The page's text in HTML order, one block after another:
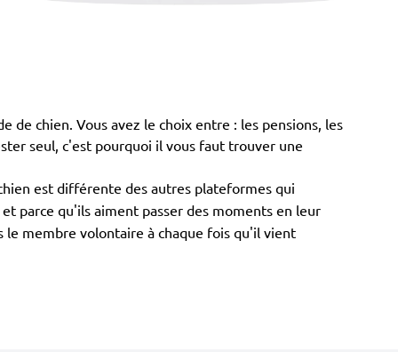
de chien. Vous avez le choix entre : les pensions, les
seul, c'est pourquoi il vous faut trouver une
est différente des autres plateformes qui
parce qu'ils aiment passer des moments en leur
le membre volontaire à chaque fois qu'il vient